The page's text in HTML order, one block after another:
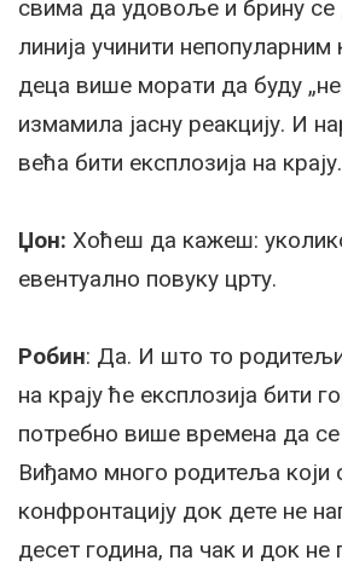
свима да удовоље и брину се
линија учинити
деца више морати да буду
измамила јасну реакцију. И
већа бити експлозија на крају.
Џон: Хоћеш да кажеш:
евентуално повуку црту.
Робин: Да. И што то
на крају ће експлозија бити
потребно више времена да
Виђамо много родитеља који
конфронтацију док дете не
десет година, па чак и док не